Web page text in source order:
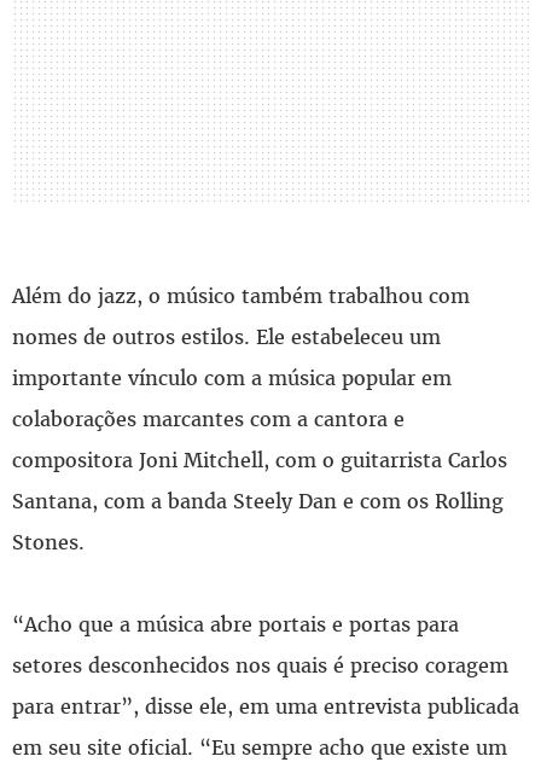
Além do jazz, o músico também trabalhou com
nomes de outros estilos. Ele estabeleceu um
importante vínculo com a música popular em
colaborações marcantes com a cantora e
compositora Joni Mitchell, com o guitarrista Carlos
Santana, com a banda Steely Dan e com os Rolling
Stones.
“Acho que a música abre portais e portas para
setores desconhecidos nos quais é preciso coragem
para entrar”, disse ele, em uma entrevista publicada
em seu site oficial. “Eu sempre acho que existe um